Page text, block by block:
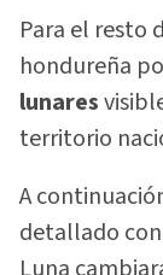
Para el resto
hondureña
lunares
territorio
A
detallado